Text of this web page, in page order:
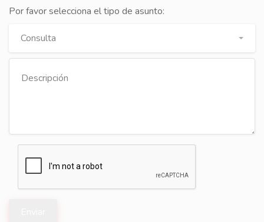
Por favor selecciona el tipo de asunto:
Consulta